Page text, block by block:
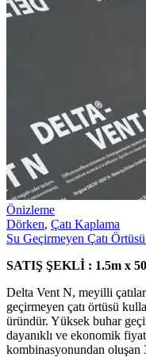
Önizleme
Dörken, Çatı Kaplama
Su Geçirmeyen Çatı
SATIŞ ŞEKLİ : 1.5m x
Delta Vent N, meyilli
geçirmeyen çatı örtüsü
üründür. Yüksek buhar
dayanıklı ve ekonomik
kombinasyonundan oluşan